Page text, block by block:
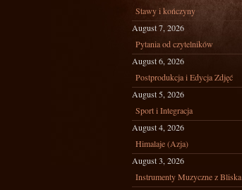
Stawy i kończyny
August 7, 2026
Pytania od czytelników
August 6, 2026
Postprodukcja i Edycja Zdjęć
August 5, 2026
Sport i Integracja
August 4, 2026
Himalaje (Azja)
August 3, 2026
Instrumenty Muzyczne z Bliska